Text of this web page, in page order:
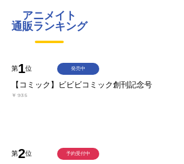
アニメイト
通販ランキング
第1位
【コミック】ビビビコミック創刊記念号
￥935
発売中
第2位 予約受付中